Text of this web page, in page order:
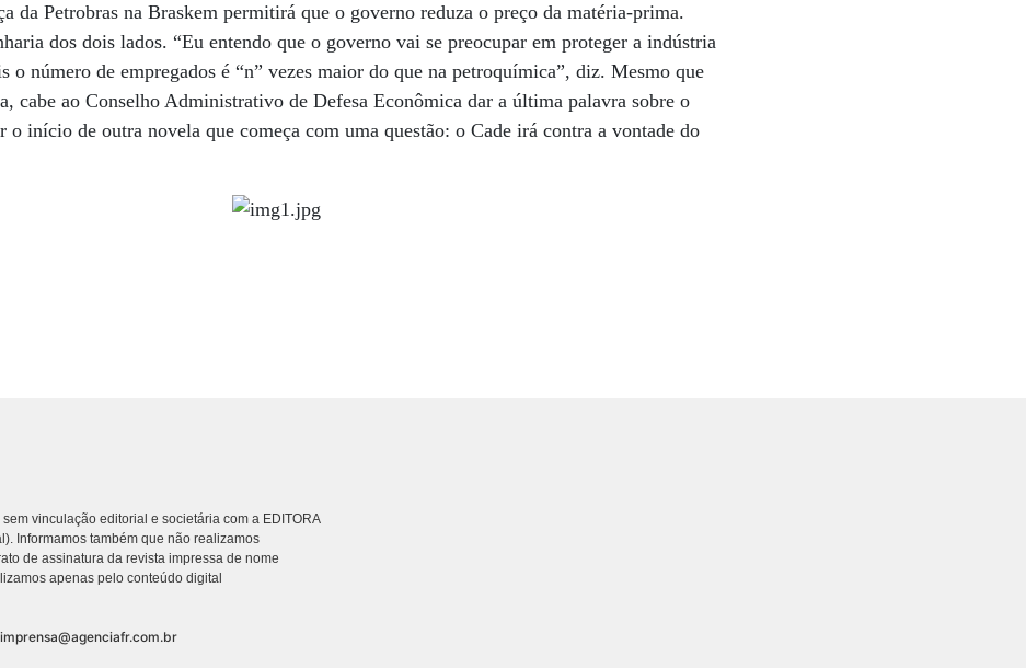
da Petrobras na Braskem permitirá que o governo reduza o preço da matéria-prima.
dos dois lados. “Eu entendo que o governo vai se preocupar em proteger a indústria
o número de empregados é “n” vezes maior do que na petroquímica”, diz. Mesmo que
cabe ao Conselho Administrativo de Defesa Econômica dar a última palavra sobre o
o início de outra novela que começa com uma questão: o Cade irá contra a vontade do
vinculação editorial e societária com a EDITORA
Informamos também que não realizamos
de assinatura da revista impressa de nome
apenas pelo conteúdo digital